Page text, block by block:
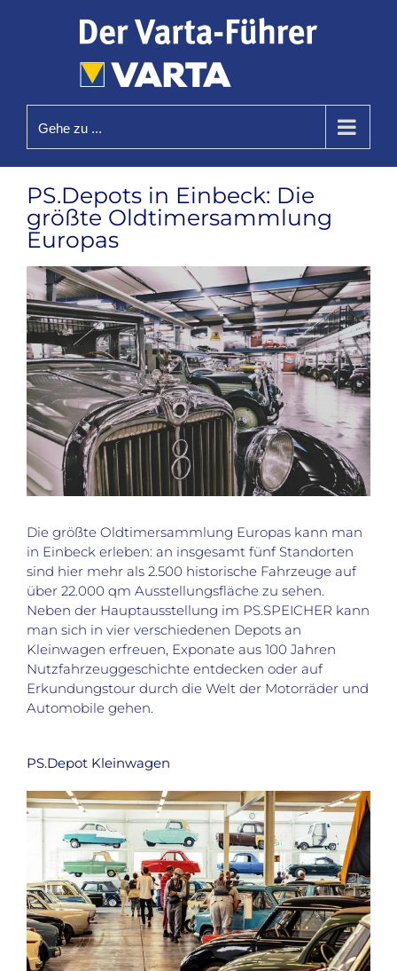
Gehe zu ...
PS.Depots in Einbeck: Die
größte Oldtimersammlung
Europas
Zeige
grösseres
Bild
Die größte Oldtimersammlung Europas kann man
in Einbeck erleben: an insgesamt fünf Standorten
sind hier mehr als 2.500 historische Fahrzeuge auf
über 22.000 qm Ausstellungsfläche zu sehen.
Neben der Hauptausstellung im PS.SPEICHER kann
man sich in vier verschiedenen Depots an
Kleinwagen erfreuen, Exponate aus 100 Jahren
Nutzfahrzeuggeschichte entdecken oder auf
Erkundungstour durch die Welt der Motorräder und
Automobile gehen.
PS.Depot Kleinwagen